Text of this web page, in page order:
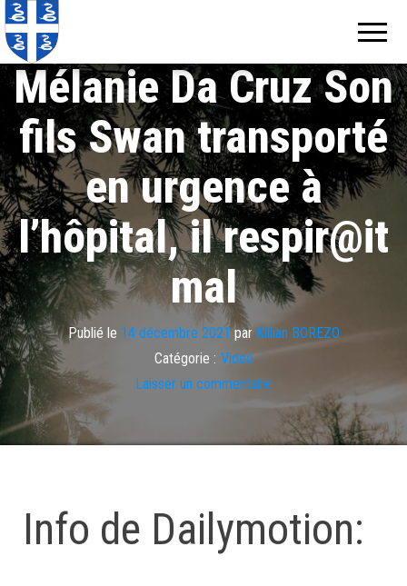
Mélanie Da Cruz Son
fils Swan transporté
en urgence à
l’hôpital, il respir@it
mal
Publié le 14 décembre 2021 par Killian BOREZO
Catégorie : Video
Laisser un commentaire
Info de Dailymotion: